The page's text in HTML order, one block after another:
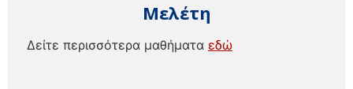
Μελέτη
Δείτε περισσότερα μαθήματα εδώ